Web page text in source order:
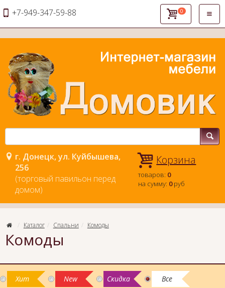
+7-949-347-59-88 0
г. Донецк, ул. Куйбышева,
256
(торговый павильон перед
домом)
Корзина
товаров: 0
на сумму: 0руб
Каталог Спальни Комоды
Комоды
Хит New Скидка Все